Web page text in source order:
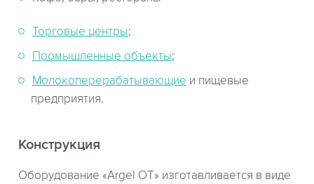
Торговые центры;
Промышленные объекты;
Молокоперерабатывающие и пищевые
предприятия.
Конструкция
Оборудование «Argel OT» изготавливается в виде